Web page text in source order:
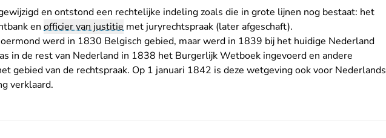
en ontstond een rechtelijke indeling zoals die in grote lijnen nog bestaat: het
en officier van justitie met juryrechtspraak (later afgeschaft).
werd in 1830 Belgisch gebied, maar werd in 1839 bij het huidige Nederland
in de rest van Nederland in 1838 het Burgerlijk Wetboek ingevoerd en andere
gebied van de rechtspraak. Op 1 januari 1842 is deze wetgeving ook voor Nederlands
verklaard.